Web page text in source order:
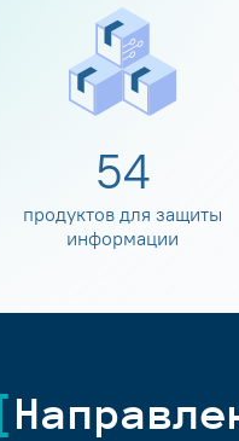
60
продуктов для защиты
информации